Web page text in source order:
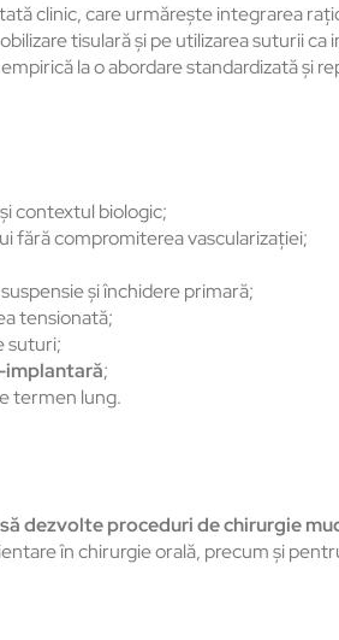
clinic, care urmărește integrarea
tisulară și pe utilizarea suturii
la o abordare standardizată și
contextul biologic;
fără compromiterea vascularizației;
și închidere primară;
tensionată;
suturi;
implantară;
termen lung.
dezvolte proceduri de chirurgie
în chirurgie orală, precum și